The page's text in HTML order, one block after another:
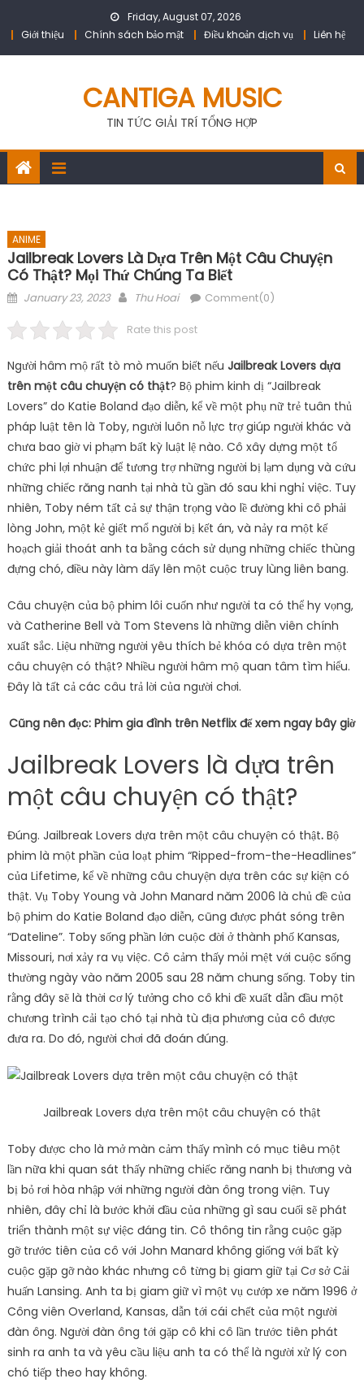
Friday, August 07, 2026
Giới thiệu
Chính sách bảo mật Điều khoản dịch vụ Liên hệ
CANTIGA MUSIC
TIN TỨC GIẢI TRÍ TỔNG HỢP
ANIME
Jailbreak Lovers Là Dựa Trên Một Câu Chuyện
Có Thật? Mọi Thứ Chúng Ta Biết
Posted
January 23, 2023 Author
Thu Hoai Comment(0)
Rate this post
Người hâm mộ rất tò mò muốn biết nếu Jailbreak Lovers dựa
trên một câu chuyện có thật? Bộ phim kinh dị “Jailbreak
Lovers” do Katie Boland đạo diễn, kể về một phụ nữ trẻ tuân thủ
pháp luật tên là Toby, người luôn nỗ lực trợ giúp người khác và
chưa bao giờ vi phạm bất kỳ luật lệ nào. Cô xây dựng một tổ
chức phi lợi nhuận để tương trợ những người bị lạm dụng và cứu
những chiếc răng nanh tại nhà tù gần đó sau khi nghỉ việc. Tuy
nhiên, Toby ném tất cả sự thận trọng vào lề đường khi cô phải
lòng John, một kẻ giết mổ người bị kết án, và nảy ra một kế
hoạch giải thoát anh ta bằng cách sử dụng những chiếc thùng
đựng chó, điều này làm dấy lên một cuộc truy lùng liên bang.
Câu chuyện của bộ phim lôi cuốn như người ta có thể hy vọng,
và Catherine Bell và Tom Stevens là những diễn viên chính
xuất sắc. Liệu những người yêu thích bẻ khóa có dựa trên một
câu chuyện có thật? Nhiều người hâm mộ quan tâm tìm hiểu.
Đây là tất cả các câu trả lời của người chơi.
Cũng nên đọc: Phim gia đình trên Netflix để xem ngay bây giờ
Jailbreak Lovers là dựa trên
một câu chuyện có thật?
Đúng. Jailbreak Lovers dựa trên một câu chuyện có thật.Bộ
phim là một phần của loạt phim “Ripped-from-the-Headlines”
của Lifetime, kể về những câu chuyện dựa trên các sự kiện có
thật. Vụ Toby Young và John Manard năm 2006 là chủ đề của
bộ phim do Katie Boland đạo diễn, cũng được phát sóng trên
“Dateline”. Toby sống phần lớn cuộc đời ở thành phố Kansas,
Missouri, nơi xảy ra vụ việc. Cô cảm thấy mỏi mệt với cuộc sống
thường ngày vào năm 2005 sau 28 năm chung sống. Toby tin
rằng đây sẽ là thời cơ lý tưởng cho cô khi đề xuất dẫn đầu một
chương trình cải tạo chó tại nhà tù địa phương của cô được
đưa ra. Do đó, người chơi đã đoán đúng.
Jailbreak Lovers dựa trên một câu chuyện có thật
Toby được cho là mở màn cảm thấy mình có mục tiêu một
lần nữa khi quan sát thấy những chiếc răng nanh bị thương và
bị bỏ rơi hòa nhập với những người đàn ông trong viện. Tuy
nhiên, đây chỉ là bước khởi đầu của những gì sau cuối sẽ phát
triển thành một sự việc đáng tin. Cô thông tin rằng cuộc gặp
gỡ trước tiên của cô với John Manard không giống với bất kỳ
cuộc gặp gỡ nào khác nhưng cô từng bị giam giữ tại Cơ sở Cải
huấn Lansing. Anh ta bị giam giữ vì một vụ cướp xe năm 1996 ở
Công viên Overland, Kansas, dẫn tới cái chết của một người
đàn ông. Người đàn ông tới gặp cô khi cô lần trước tiên phát
sinh ra anh ta và yêu cầu liệu anh ta có thể là người xử lý con
chó tiếp theo hay không.